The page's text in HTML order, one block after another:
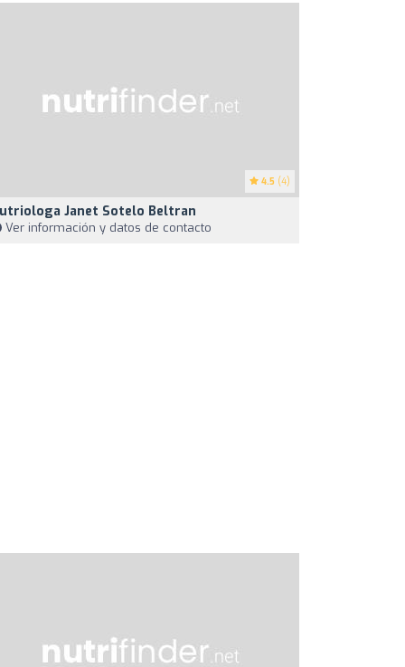
4.5 (4)
Janet Sotelo Beltran
Ver información y datos de contacto